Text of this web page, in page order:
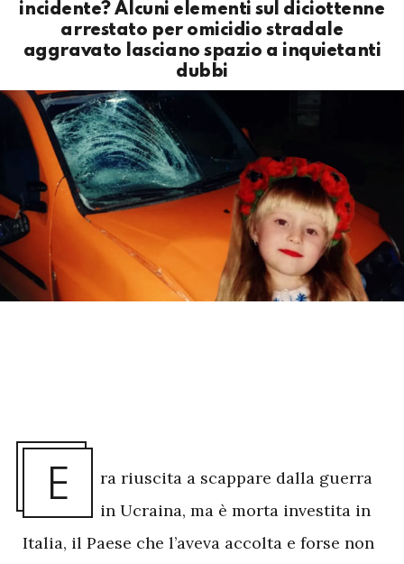
incidente? Alcuni elementi sul diciottenne
arrestato per omicidio stradale
aggravato lasciano spazio a inquietanti
dubbi
E
ra riuscita a scappare dalla guerra
in Ucraina, ma è morta investita in
Italia, il Paese che l’aveva accolta e forse non